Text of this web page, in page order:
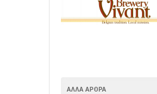
ΆΛΛΑ ΆΡΘΡΑ